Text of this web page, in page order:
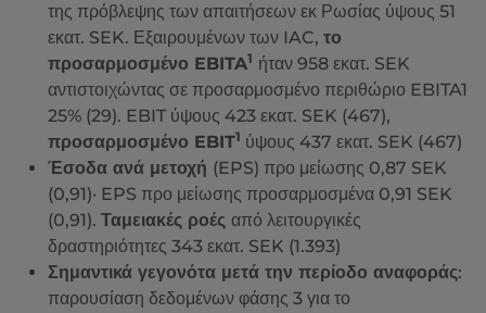
της πρόβλεψης των απαιτήσεων εκ Ρωσίας ύψους 51
εκατ. SEK. Εξαιρουμένων των IAC, το
προσαρμοσμένο EBITA1 ήταν 958 εκατ. SEK
αντιστοιχώντας σε προσαρμοσμένο περιθώριο EBITA1
25% (29). EBIT ύψους 423 εκατ. SEK (467),
προσαρμοσμένο EBIT1 ύψους 437 εκατ. SEK (467)
Έσοδα ανά μετοχή (EPS) προ μείωσης 0,87 SEK
(0,91)· EPS προ μείωσης προσαρμοσμένα 0,91 SEK
(0,91). Ταμειακές ροές από λειτουργικές
δραστηριότητες 343 εκατ. SEK (1.393)
Σημαντικά γεγονότα μετά την περίοδο αναφοράς:
παρουσίαση δεδομένων φάσης 3 για το